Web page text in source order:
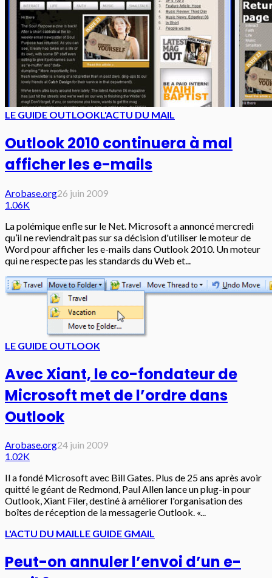
LE GUIDE OUTLOOKL'ACTU DU MAIL
Outlook 2010 continuera à mal
afficher les e-mails
Arobase.org26 juin 2009
1.06K
La polémique enfle sur le Net. Microsoft a annoncé mercredi
qu’il ne reviendrait pas sur sa décision d'utiliser le moteur de
Word pour afficher les e-mails dans Outlook 2010. Un moteur
qui ne respecte pas les standards du Web et...
LE GUIDE OUTLOOK
Avec Xiant, le co-fondateur de
Microsoft met de l’ordre dans
Outlook
Arobase.org24 juin 2009
1.02K
Il a fondé Microsoft avec Bill Gates. Plus de 25 ans après avoir
quitté le géant de Redmond, Paul Allen lance un plug-in pour
Outlook, Xiant Filer, destiné à améliorer l'organisation des
boîtes de réception de la messagerie Outlook. «...
L'ACTU DU MAILLE GUIDE GMAIL
Peut-on annuler l’envoi d’un e-